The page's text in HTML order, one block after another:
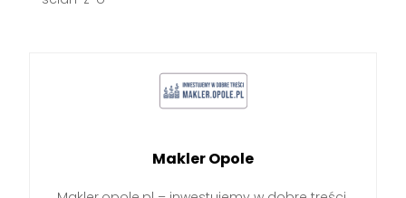
Makler Opole